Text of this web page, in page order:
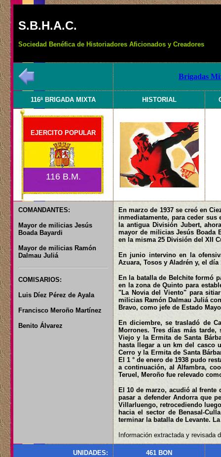
S.B.H.A.C.
Sociedad Benéfica de Historiadores Aficionados y Creadores
Brigadas
116ª BRIGADA MIXTA HISTORIAL
EJERCITO POPULAR
116 B.M.
COMANDANTES:
Mayor de milicias Jesús
Boada Bayardi
Mayor de milicias Ramón
Dalmau Juliá
COMISARIOS:
Luis Díez Pérez de Ayala
Francisco Meroño Martínez
Benito Álvarez
En marzo de 1937 se creó en
inmediatamente, para ceder
la antigua División Jubert,
mayor de milicias Jesús Boada
en la misma 25 División del XII
En junio intervino en la
Azuara, Tosos y Aladrén y, el
En la batalla de Belchite formó
en la zona de Quinto para
"La Novia del Viento" para
milicias Ramón Dalmau Juliá
Bravo, como jefe de Estado
En diciembre, se trasladó de
Morrones. Tres días más
Viejo y la Ermita de Santa
hasta llegar a un km del casco
Cerro y la Ermita de Santa
El 1 ° de enero de 1938 pudo
a continuación, al Alfambra,
Teruel, Meroño fue relevado
El 10 de marzo, acudió al frente
pasar a defender Andorra que
Villarluengo, retrocediendo
hacia el sector de Benasal-
terminar la batalla de Levante.
Información extractada y revisada
UNIDADES: 461 BON